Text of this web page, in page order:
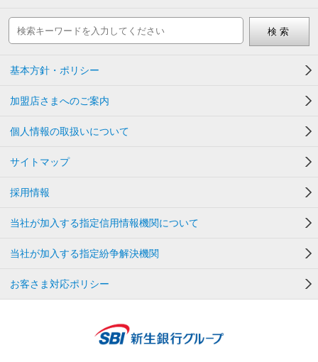
基本方針・ポリシー
加盟店さまへのご案内
個人情報の取扱いについて
サイトマップ
採用情報
当社が加入する指定信用情報機関について
当社が加入する指定紛争解決機関
お客さま対応ポリシー